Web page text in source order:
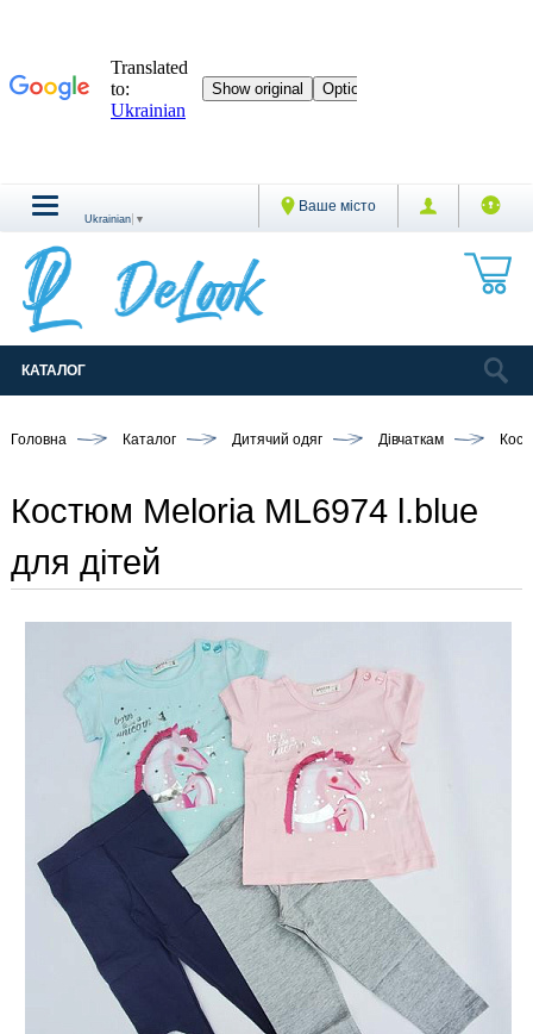
Ваше місто
Ukrainian ▼
КАТАЛОГ
Головна Каталог Дитячий одяг Дівчаткам
Костюм Meloria ML6974 l.blue
для дітей